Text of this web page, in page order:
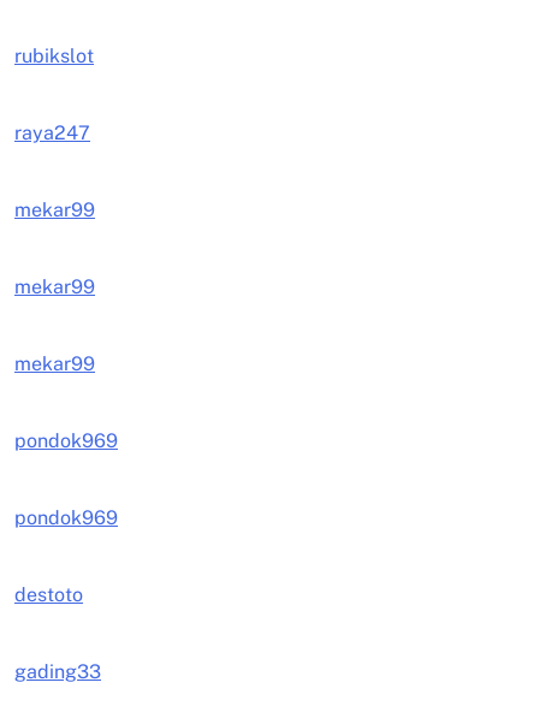
rubikslot
raya247
mekar99
mekar99
mekar99
pondok969
pondok969
destoto
gading33